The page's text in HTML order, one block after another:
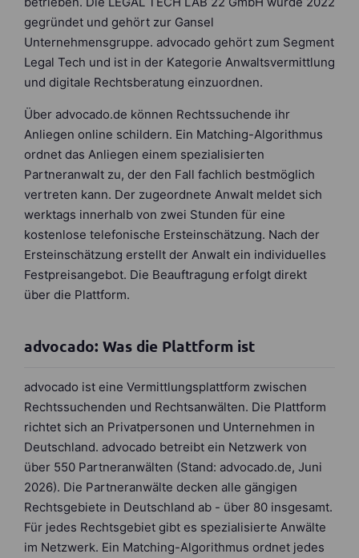
gegründet und gehört zur Gansel
Unternehmensgruppe. advocado gehört zum Segment
Legal Tech und ist in der Kategorie Anwaltsvermittlung
und digitale Rechtsberatung einzuordnen.
Über advocado.de können Rechtssuchende ihr
Anliegen online schildern. Ein Matching-Algorithmus
ordnet das Anliegen einem spezialisierten
Partneranwalt zu, der den Fall fachlich bestmöglich
vertreten kann. Der zugeordnete Anwalt meldet sich
werktags innerhalb von zwei Stunden für eine
kostenlose telefonische Ersteinschätzung. Nach der
Ersteinschätzung erstellt der Anwalt ein individuelles
Festpreisangebot. Die Beauftragung erfolgt direkt
über die Plattform.
advocado: Was die Plattform ist
advocado ist eine Vermittlungsplattform zwischen
Rechtssuchenden und Rechtsanwälten. Die Plattform
richtet sich an Privatpersonen und Unternehmen in
Deutschland. advocado betreibt ein Netzwerk von
über 550 Partneranwälten (Stand: advocado.de, Juni
2026). Die Partneranwälte decken alle gängigen
Rechtsgebiete in Deutschland ab - über 80 insgesamt.
Für jedes Rechtsgebiet gibt es spezialisierte Anwälte
im Netzwerk. Ein Matching-Algorithmus ordnet jedes